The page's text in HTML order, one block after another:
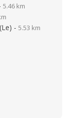
5.46 km
- 5.53 km